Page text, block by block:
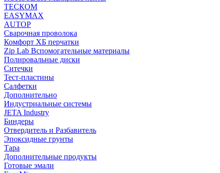
ТЕСКОМ
EASYMAX
AUTOP
Сварочная проволока
Комфорт ХБ перчатки
Zip Lab Вспомогательные материалы
Полировальные диски
Ситечки
Тест-пластины
Салфетки
Дополнительно
Индустриальные системы
JETA Industry
Биндеры
Отвердитель и Разбавитель
Эпоксидные грунты
Тара
Дополнительные продукты
Готовые эмали